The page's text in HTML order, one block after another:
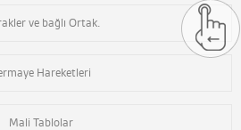
ve bağlı Ortak.
Hareketleri
Mali Tablolar